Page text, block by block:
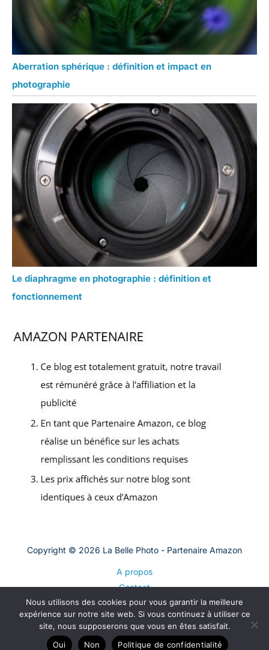
Aberration sphérique : définition et impact en
photographie
Le diaphragme en photographie : définition et
fonctionnement
Copyright © 2026 La Belle Photo - Partenaire Amazon
A propos
Contact
Plan du site
Mentions légales
Politique de confidentialité
Nous utilisons des cookies pour vous garantir la meilleure
expérience sur notre site web. Si vous continuez à utiliser ce
site, nous supposerons que vous en êtes satisfait.
Oui
Non Politique de confidentialité